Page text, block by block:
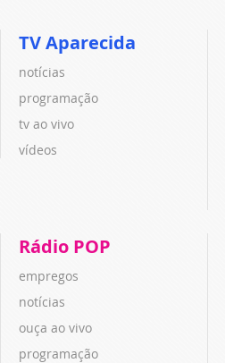
TV Aparecida
notícias
programação
tv ao vivo
vídeos
Rádio POP
empregos
notícias
ouça ao vivo
programação